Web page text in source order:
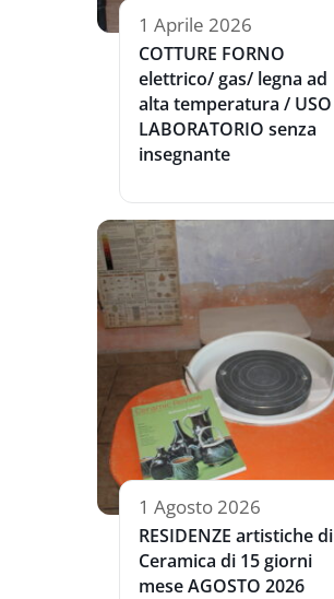
1 Aprile 2026
COTTURE FORNO
elettrico/ gas/ legna ad
alta temperatura / USO
LABORATORIO senza
insegnante
1 Agosto 2026
RESIDENZE artistiche di
Ceramica di 15 giorni
mese AGOSTO 2026